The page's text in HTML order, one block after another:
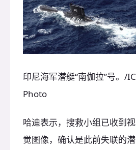
印尼海军潜艇“南伽拉”号。/IC
Photo
哈迪表示，搜救小组已收到视
觉图像，确认是此前失联的潜